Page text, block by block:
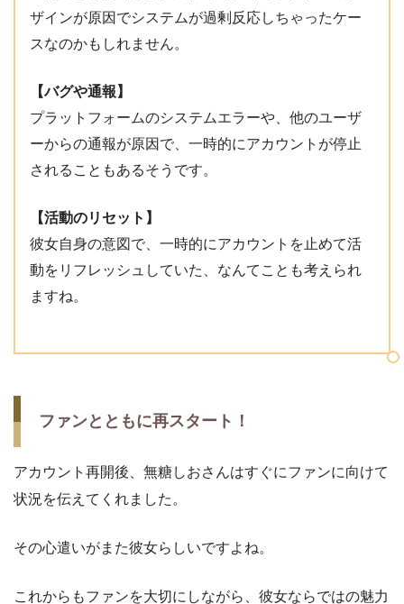
ザインが原因でシステムが過剰反応しちゃったケー
スなのかもしれません。
【バグや通報】
プラットフォームのシステムエラーや、他のユーザ
ーからの通報が原因で、一時的にアカウントが停止
されることもあるそうです。
【活動のリセット】
彼女自身の意図で、一時的にアカウントを止めて活
動をリフレッシュしていた、なんてことも考えられ
ますね。
ファンとともに再スタート！
アカウント再開後、無糖しおさんはすぐにファンに向けて
状況を伝えてくれました。
その心遣いがまた彼女らしいですよね。
これからもファンを大切にしながら、彼女ならではの魅力